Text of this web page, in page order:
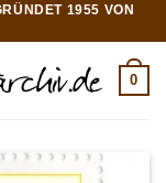
1955 VON
0